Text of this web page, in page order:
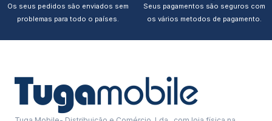
Os seus pedidos são enviados sem
problemas para todo o países.
Seus pagamentos são seguros com
os vários metodos de pagamento.